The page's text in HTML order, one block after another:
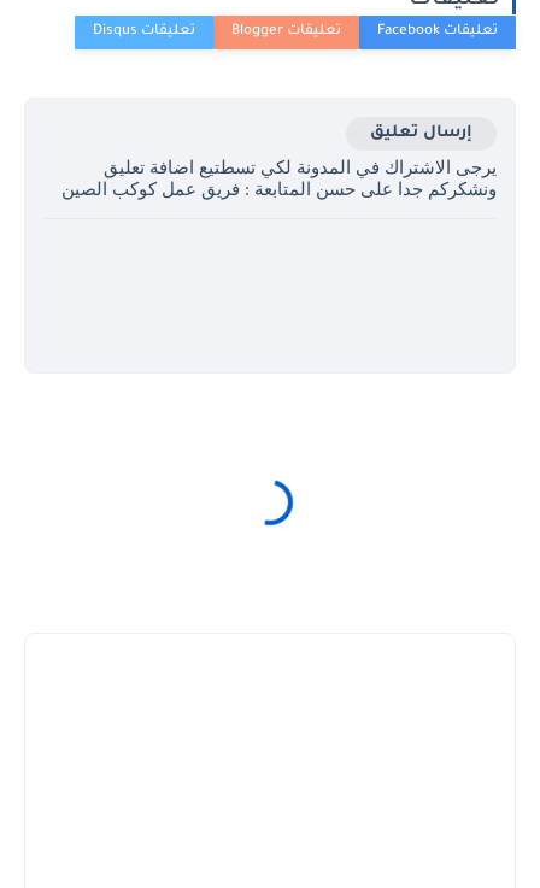
إرسال تعليق
يرجى الاشتراك في المدونة لكي تسطتيع اضافة تعليق
ونشكركم جدا على حسن المتابعة : فريق عمل كوكب الصين